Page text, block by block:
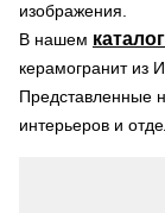
изображения.
В нашем
керамогранит из
Представленные
интерьеров и